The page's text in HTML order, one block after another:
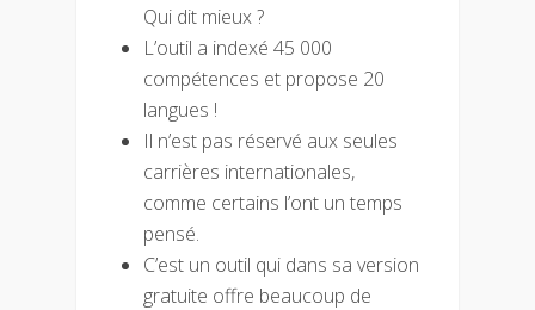
Qui dit mieux ?
L’outil a indexé 45 000
compétences et propose 20
langues !
Il n’est pas réservé aux seules
carrières internationales,
comme certains l’ont un temps
pensé.
C’est un outil qui dans sa version
gratuite offre beaucoup de